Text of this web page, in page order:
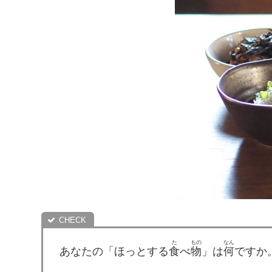
あなたの「ほっとする食
た
べ物
もの
」は何
なん
ですか